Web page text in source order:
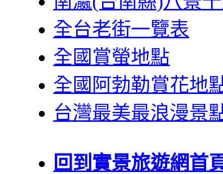
全台老街一覽表
全國賞螢地點
全國阿勃勒賞花地
台灣最美最浪漫景
回到實景旅遊網首